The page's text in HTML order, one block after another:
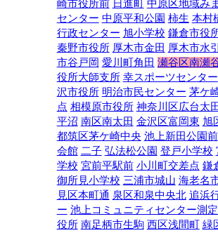
崎市役所前 日進町 中原区地域み
センター 中原平和公園 柿生 本村
行政センター 旭小学校 鎌倉市役
秦野市役所 厚木市金田 厚木市水引
市谷戸岡 愛川町角田 瀬谷区南瀬
役所大師支所 幸スポーツセンター
沢市役所 明治市民センター 茅ケ
点 相模原市役所 神奈川区広台太
平沼 南区南太田 金沢区富岡東 旭
都筑区茅ケ崎中央 池上新田公園前
会館 二子 弘法松公園 登戸小学校
学校 宮前平駅前 小川町交差点 鎌
御所見小学校 三浦市城山 海老名
見区本町通 泉区和泉中央北 追浜
ー 池上コミュニティセンター測
役所 南足柄市生駒 西区浅間町 緑